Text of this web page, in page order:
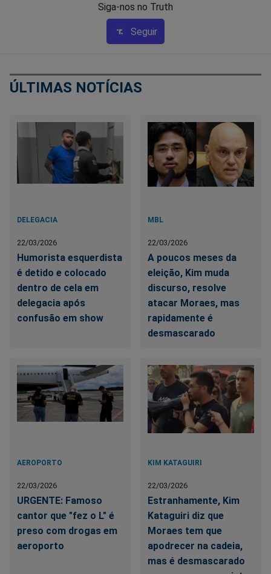
Siga-nos no Truth
Seguir
ÚLTIMAS NOTÍCIAS
DELEGACIA
22/03/2026
Humorista esquerdista
é detido e colocado
dentro de cela em
delegacia após
confusão em show
MBL
22/03/2026
A poucos meses da
eleição, Kim muda
discurso, resolve
atacar Moraes, mas
rapidamente é
desmascarado
AEROPORTO
22/03/2026
URGENTE: Famoso
cantor que "fez o L" é
preso com drogas em
aeroporto
KIM KATAGUIRI
22/03/2026
Estranhamente, Kim
Kataguiri diz que
Moraes tem que
apodrecer na cadeia,
mas é desmascarado